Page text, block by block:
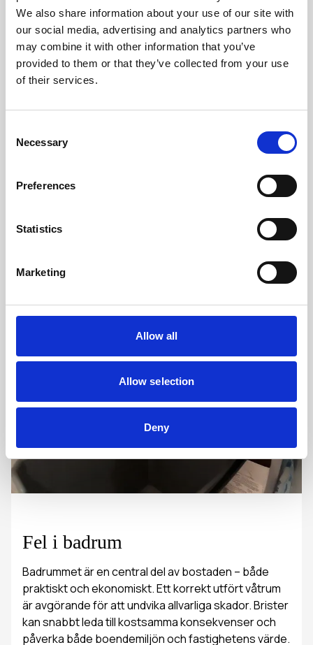
We also share information about your use of our site with
our social media, advertising and analytics partners who
may combine it with other information that you’ve
provided to them or that they’ve collected from your use
of their services.
Selection
Necessary
Preferences
Statistics
Marketing
Allow all
Allow selection
Deny
Småhusentreprenad
Att bygga en villa är en av livets största affärer.
Privatpersoner som anlitar företag för ett sådant
arbete omfattas av ett särskilt regelverk i
privatperson.
Fel i badrum
Badrummet är en central del av bostaden – både
praktiskt och ekonomiskt. Ett korrekt utfört våtrum
är avgörande för att undvika allvarliga skador. Brister
kan snabbt leda till kostsamma konsekvenser och
påverka både boendemiljön och fastighetens värde.